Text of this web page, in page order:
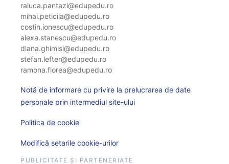
raluca.pantazi@edupedu.ro
mihai.peticila@edupedu.ro
costin.ionescu@edupedu.ro
alexa.stanescu@edupedu.ro
diana.ghimisi@edupedu.ro
stefan.lefter@edupedu.ro
ramona.florea@edupedu.ro
Notă de informare cu privire la prelucrarea de date
personale prin intermediul site-ului
Politica de cookie
Modifică setarile cookie-urilor
PUBLICITATE ȘI PARTENERIATE